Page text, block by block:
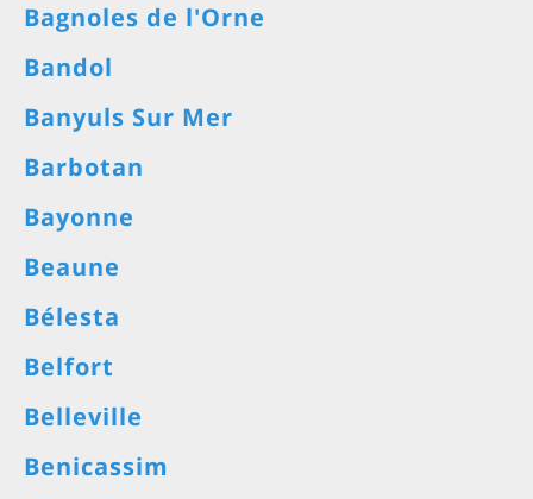
Bagnoles de l'Orne
Bandol
Banyuls Sur Mer
Barbotan
Bayonne
Beaune
Bélesta
Belfort
Belleville
Benicassim